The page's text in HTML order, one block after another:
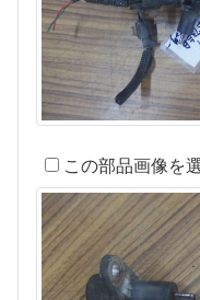
この部品画像を